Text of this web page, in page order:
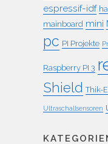
espressif-idf
mainboard mini
pc PI Projekte
Raspberry PI 3
Shield Thik-
Ultraschallsensoren